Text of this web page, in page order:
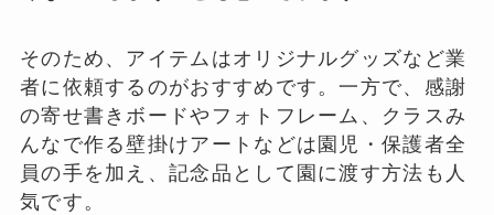
そのため、アイテムはオリジナルグッズなど業
者に依頼するのがおすすめです。一方で、感謝
の寄せ書きボードやフォトフレーム、クラスみ
んなで作る壁掛けアートなどは園児・保護者全
員の手を加え、記念品として園に渡す方法も人
気です。